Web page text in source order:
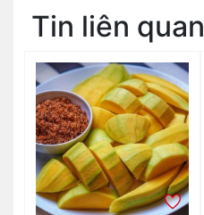
Tin liên